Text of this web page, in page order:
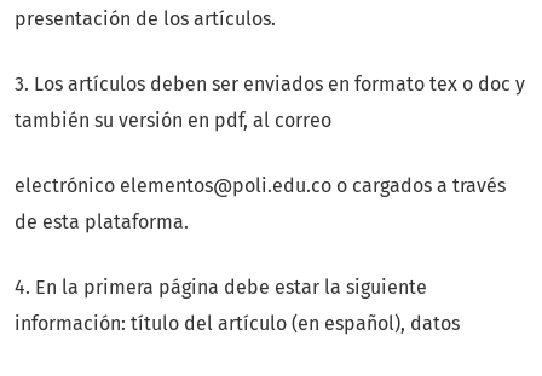
presentación de los artículos.
3. Los artículos deben ser enviados en formato tex o doc y
también su versión en pdf, al correo
electrónico elementos@poli.edu.co o cargados a través
de esta plataforma.
4. En la primera página debe estar la siguiente
información: título del artículo (en español), datos